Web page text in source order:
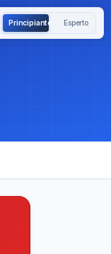
Principiante Esperto